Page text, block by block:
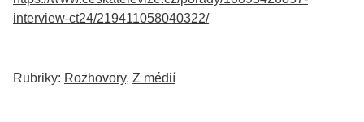
interview-ct24/219411058040322/
Rubriky: Rozhovory, Z médií